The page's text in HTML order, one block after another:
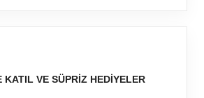
KATIL VE SÜPRİZ HEDİYELER